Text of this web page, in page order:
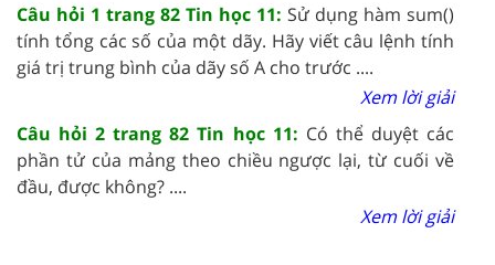
Câu hỏi 1 trang 82 Tin học 11: Sử dụng hàm sum()
tính tổng các số của một dãy. Hãy viết câu lệnh tính
giá trị trung bình của dãy số A cho trước ....
Xem lời giải
Câu hỏi 2 trang 82 Tin học 11: Có thể duyệt các
phần tử của mảng theo chiều ngược lại, từ cuối về
đầu, được không? ....
Xem lời giải